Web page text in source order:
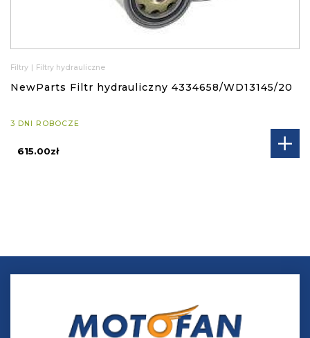
Filtry Filtry hydrauliczne
NewParts Filtr hydrauliczny 4334658/WD13145/20
3 DNI ROBOCZE
615.00zł